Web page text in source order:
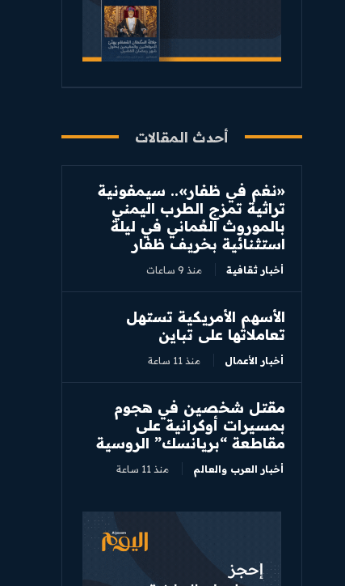
أحدث المقالات
«نغم في ظفار».. سيمفونية
تراثية تمزج الطرب اليمني
بالموروث العُماني في ليلة
استثنائية بخريف ظفار
أخبار ثقافية منذ 9 ساعات
الأسهم الأمريكية تستهل
تعاملاتها على تباين
أخبار الأعمال منذ 11 ساعة
مقتل شخصين في هجوم
بمسيرات أوكرانية على
مقاطعة “بريانسك” الروسية
أخبار العرب والعالم منذ 11 ساعة